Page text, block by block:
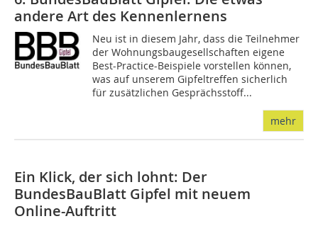
andere Art des Kennenlernens
Neu ist in diesem Jahr, dass die Teilnehmer
der Wohnungsbaugesellschaften eigene
Best-Practice-Beispiele vorstellen können,
was auf unserem Gipfeltreffen sicherlich
für zusätzlichen Gesprächsstoff...
mehr
Ein Klick, der sich lohnt: Der
BundesBauBlatt Gipfel mit neuem
Online-Auftritt